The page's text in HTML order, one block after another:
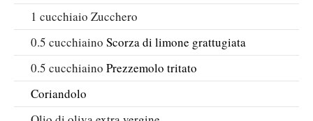
1 cucchiaio Zucchero
0.5 cucchiaino Scorza di limone grattugiata
0.5 cucchiaino Prezzemolo tritato
Coriandolo